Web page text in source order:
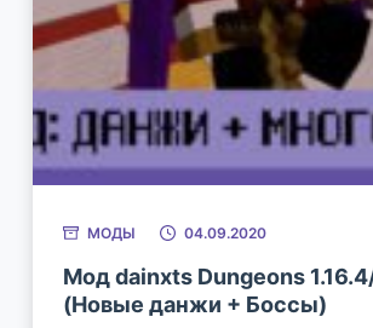
МОДЫ 04.09.2020
Мод dainxts Dungeons
(Новые данжи + Боссы)